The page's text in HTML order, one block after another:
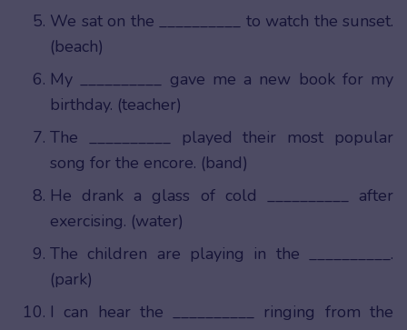
We sat on the __________ to watch the sunset.
(beach)
My __________ gave me a new book for my
birthday. (teacher)
The __________ played their most popular
song for the encore. (band)
He drank a glass of cold __________ after
exercising. (water)
The children are playing in the __________.
(park)
I can hear the __________ ringing from the